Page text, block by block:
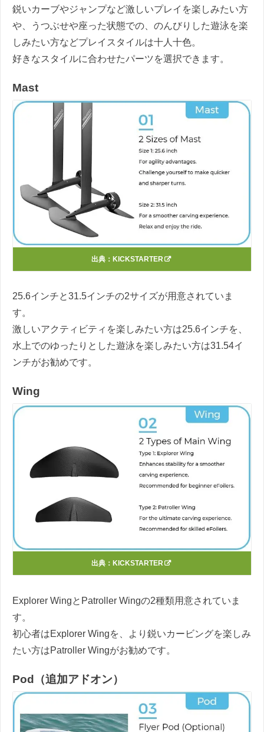
鋭いカーブやジャンプなど激しいプレイを楽しみたい方
や、うつぶせや座った状態での、のんびりした遊泳を楽
しみたい方などプレイスタイルは十人十色。
好きなスタイルに合わせたパーツを選択できます。
Mast
出典： KICKSTARTER
25.6インチと31.5インチの2サイズが用意されていま
す。
激しいアクティビティを楽しみたい方は25.6インチを、
水上でのゆったりとした遊泳を楽しみたい方は31.54イ
ンチがお勧めです。
Wing
出典： KICKSTARTER
Explorer WingとPatroller Wingの2種類用意されていま
す。
初心者はExplorer Wingを、より鋭いカービングを楽しみ
たい方はPatroller Wingがお勧めです。
Pod（追加アドオン）